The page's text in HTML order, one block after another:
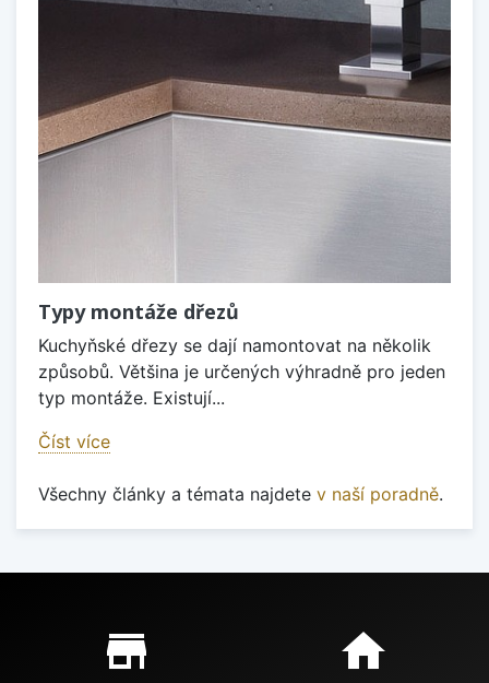
Typy montáže dřezů
Kuchyňské dřezy se dají namontovat na několik
způsobů. Většina je určených výhradně pro jeden
typ montáže. Existují...
Číst více
Všechny články a témata najdete v naší poradně.
Proč nakupovat u nás?
store_mall_directory home